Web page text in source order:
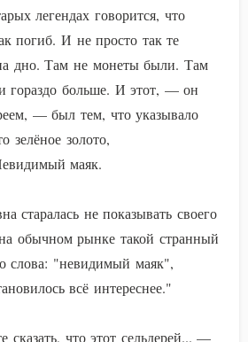
легендах говорится, что
погиб. И не просто так те
дно. Там не монеты были. Там
гораздо больше. И этот, — он
— был тем, что указывало
зелёное золото,
маяк.
старалась не показывать своего
обычном рынке такой странный
слова: "невидимый маяк",
всё интереснее."
что этот сельдерей... —